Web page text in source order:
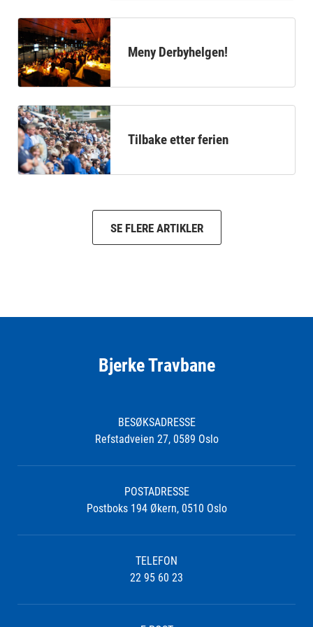
Meny Derbyhelgen!
Tilbake etter ferien
SE FLERE ARTIKLER
Bjerke Travbane
BESØKSADRESSE
Refstadveien 27, 0589 Oslo
POSTADRESSE
Postboks 194 Økern, 0510 Oslo
TELEFON
22 95 60 23